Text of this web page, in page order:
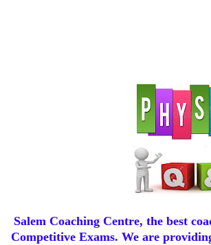
Salem Coaching Centre, the best
Competitive Exams. We are